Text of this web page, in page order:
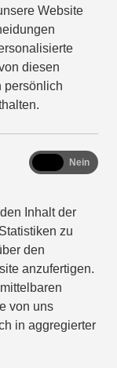
Website
diesen
persönlich
Inhalt der
zu
den
anzufertigen.
von uns
in aggregierter
analyticsNein